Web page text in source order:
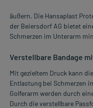
äußern. Die Hansaplast
der Beiersdorf AG bietet
Schmerzen im Unterarm
Verstellbare Bandage
Mit gezieltem Druck kann
Entlastung bei Schmerzen
Golferarm werden durch
Durch die verstellbare